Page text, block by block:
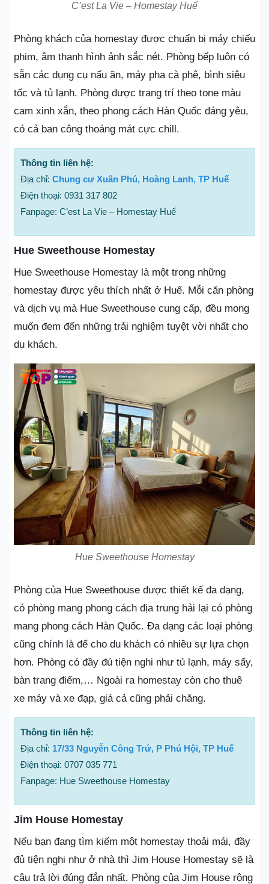
C’est La Vie – Homestay Huế
Phòng khách của homestay được chuẩn bị máy chiếu
phim, âm thanh hình ảnh sắc nét. Phòng bếp luôn có
sẵn các dụng cụ nấu ăn, máy pha cà phê, bình siêu
tốc và tủ lạnh. Phòng được trang trí theo tone màu
cam xinh xắn, theo phong cách Hàn Quốc đáng yêu,
có cả ban công thoáng mát cực chill.
Thông tin liên hệ:
Địa chỉ: Chung cư Xuân Phú, Hoàng Lanh, TP Huế
Điện thoại: 0931 317 802
Fanpage: C’est La Vie – Homestay Huế
Hue Sweethouse Homestay
Hue Sweethouse Homestay là một trong những
homestay được yêu thích nhất ở Huế. Mỗi căn phòng
và dịch vụ mà Hue Sweethouse cung cấp, đều mong
muốn đem đến những trải nghiệm tuyệt vời nhất cho
du khách.
Hue Sweethouse Homestay
Phòng của Hue Sweethouse được thiết kế đa dạng,
có phòng mang phong cách địa trung hải lại có phòng
mang phong cách Hàn Quốc. Đa dạng các loại phòng
cũng chính là để cho du khách có nhiều sự lựa chọn
hơn. Phòng có đầy đủ tiện nghi như tủ lạnh, máy sấy,
bàn trang điểm,… Ngoài ra homestay còn cho thuê
xe máy và xe đạp, giá cả cũng phải chăng.
Thông tin liên hệ:
Địa chỉ: 17/33 Nguyễn Công Trứ, P Phú Hội, TP Huế
Điện thoại: 0707 035 771
Fanpage: Hue Sweethouse Homestay
Jim House Homestay
Nếu bạn đang tìm kiếm một homestay thoải mái, đầy
đủ tiện nghi như ở nhà thì Jim House Homestay sẽ là
câu trả lời đúng đắn nhất. Phòng của Jim House rộng